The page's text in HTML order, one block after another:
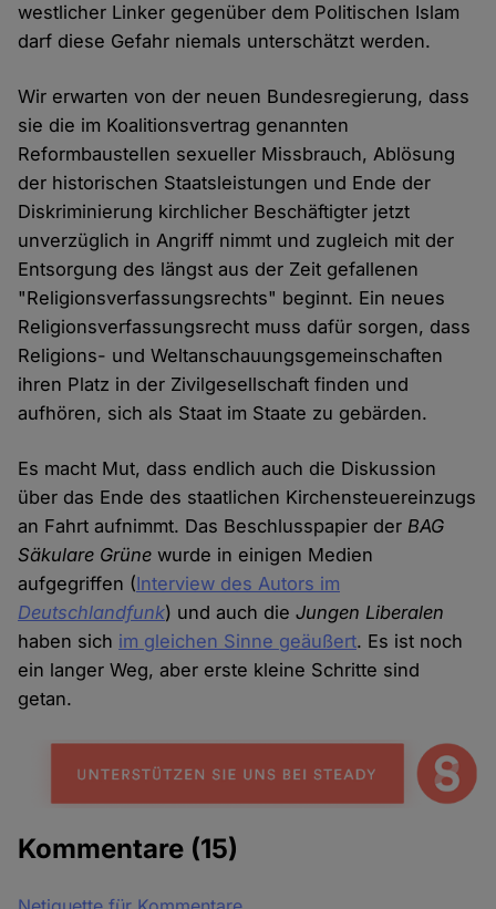
westlicher Linker gegenüber dem Politischen Islam
darf diese Gefahr niemals unterschätzt werden.
Wir erwarten von der neuen Bundesregierung, dass
sie die im Koalitionsvertrag genannten
Reformbaustellen sexueller Missbrauch, Ablösung
der historischen Staatsleistungen und Ende der
Diskriminierung kirchlicher Beschäftigter jetzt
unverzüglich in Angriff nimmt und zugleich mit der
Entsorgung des längst aus der Zeit gefallenen
"Religionsverfassungsrechts" beginnt. Ein neues
Religionsverfassungsrecht muss dafür sorgen, dass
Religions- und Weltanschauungsgemeinschaften
ihren Platz in der Zivilgesellschaft finden und
aufhören, sich als Staat im Staate zu gebärden.
Es macht Mut, dass endlich auch die Diskussion
über das Ende des staatlichen Kirchensteuereinzugs
an Fahrt aufnimmt. Das Beschlusspapier derBAG
Säkulare Grüne wurde in einigen Medien
aufgegriffen (Interview des Autors im
Deutschlandfunk) und auch dieJungen Liberalen
haben sich im gleichen Sinne geäußert. Es ist noch
ein langer Weg, aber erste kleine Schritte sind
getan.
Kommentare (15)